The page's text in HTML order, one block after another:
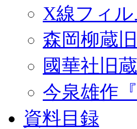
X線フィ
森岡柳蔵
國華社旧
今泉雄作
資料目録